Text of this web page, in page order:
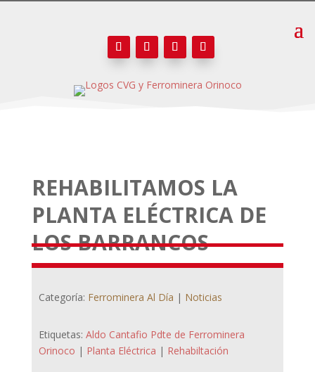
REHABILITAMOS LA
PLANTA ELÉCTRICA DE
LOS BARRANCOS
Categoría: Ferrominera Al Día | Noticias
Etiquetas: Aldo Cantafio Pdte de Ferrominera
Orinoco | Planta Eléctrica | Rehabiltación